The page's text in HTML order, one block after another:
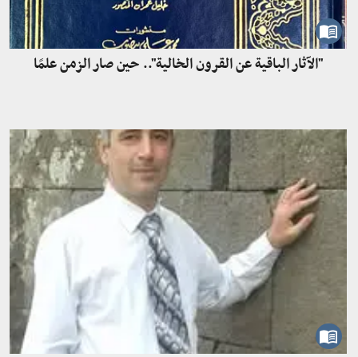
"الآثار الباقية عن القرون الخالية".. حين صار الزمن علمًا